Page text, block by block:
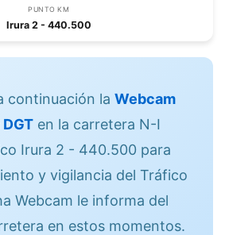
PUNTO KM
Irura 2 - 440.500
continuación la Webcam
en la carretera N-I
Irura 2 - 440.500 para
y vigilancia del Tráfico
Webcam le informa del
en estos momentos.